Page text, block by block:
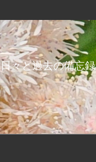
日々と過去の備忘